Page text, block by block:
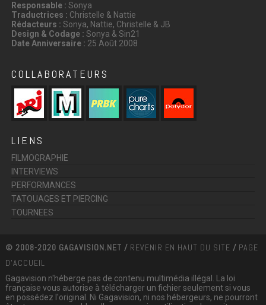
Responsable : Sonya
Traductrices : Christelle & Nattie
Rédacteurs : Sonya, Nattie, Christelle & JB
Design & Codage : Sonya & Sin21
Date Anniversaire : 25 Août 2008
COLLABORATEURS
LIENS
FILMOGRAPHIE
INTERVIEWS
PERFORMANCES
TATOUAGES ET PIERCING
TOURNEES
© 2008-2020 GAGAVISION.NET / REVENIR EN HAUT DU SITE / PAGE
D'ACCUEIL
Gagavision n'héberge pas de contenu multimédia illégal. La loi
française vous autorise à télécharger un fichier seulement si vous
en possédez l'original. Ni Gagavision, ni nos hébergeurs, ne pourront